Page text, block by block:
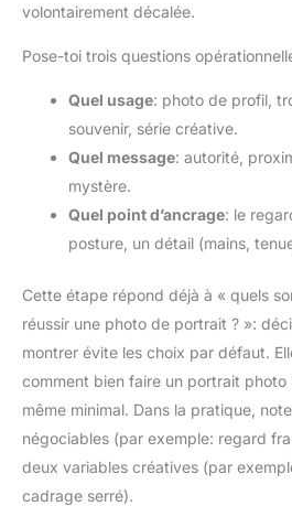
volontairement décalée.
Pose-toi trois questions
Quel usage: photo de profil,
souvenir, série créative.
Quel message: autorité,
mystère.
Quel point d’ancrage: le
posture, un détail (mains,
Cette étape répond déjà à « quels
réussir une photo de portrait ? »:
montrer évite les choix par défaut.
comment bien faire un portrait photo
même minimal. Dans la pratique,
négociables (par exemple: regard
deux variables créatives (par
cadrage serré).